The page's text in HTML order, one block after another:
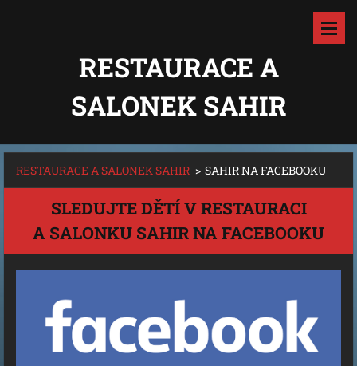
RESTAURACE A
SALONEK SAHIR
RESTAURACE A SALONEK SAHIR > SAHIR NA FACEBOOKU
SLEDUJTE DĚTÍ V RESTAURACI
A SALONKU SAHIR NA FACEBOOKU